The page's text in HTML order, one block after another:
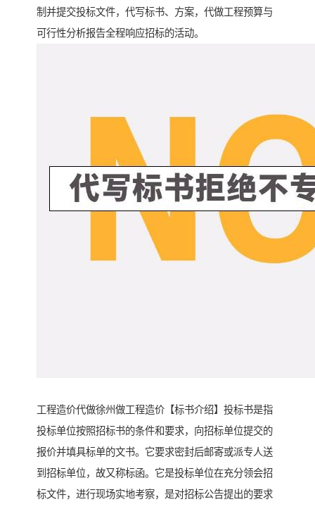
制并提交投标文件，代写标书、方案，代做工程预算与
可行性分析报告全程响应招标的活动。
工程造价代做徐州做工程造价【标书介绍】投标书是指
投标单位按照招标书的条件和要求，向招标单位提交的
报价并填具标单的文书。它要求密封后邮寄或派专人送
到招标单位，故又称标函。它是投标单位在充分领会招
标文件，进行现场实地考察，是对招标公告提出的要求